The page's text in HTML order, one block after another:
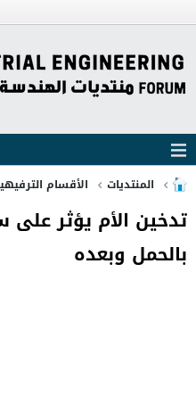
المنتديات الأقسام
تدخين الأم يؤثر
بالحمل وبعده